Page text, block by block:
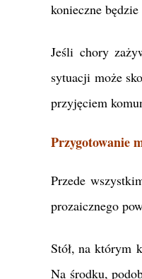
konieczne
Jeśli chory
sytuacji może
przyjęciem
Przygotowanie
Przede
prozaicznego
Stół, na którym
Na środku,